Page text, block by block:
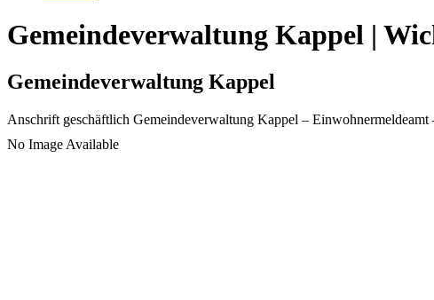
Gemeindeverwaltung Kappel |
Gemeindeverwaltung Kappel
Anschrift geschäftlich Gemeindeverwaltung Kappel – Einwohnermeldeamt
No Image Available